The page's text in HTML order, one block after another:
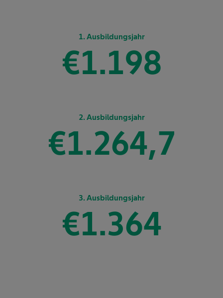
1. Ausbildungsjahr
€1.267
2. Ausbildungsjahr
€1.337,5
3. Ausbildungsjahr
€1.443